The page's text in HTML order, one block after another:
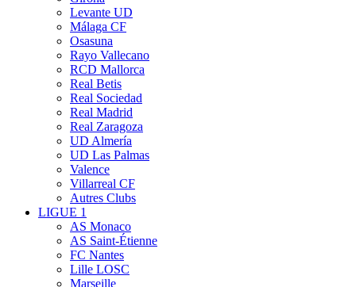
Levante UD
Málaga CF
Osasuna
Rayo Vallecano
RCD Mallorca
Real Betis
Real Sociedad
Real Madrid
Real Zaragoza
UD Almería
UD Las Palmas
Valence
Villarreal CF
Autres Clubs
LIGUE 1
AS Monaco
AS Saint-Étienne
FC Nantes
Lille LOSC
Marseille